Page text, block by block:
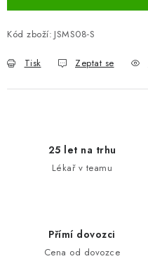
Kód zboží: JSMS08-S
Tisk Zeptat se
25 let na trhu
Lékař v teamu
Přímí dovozci
Cena od dovozce